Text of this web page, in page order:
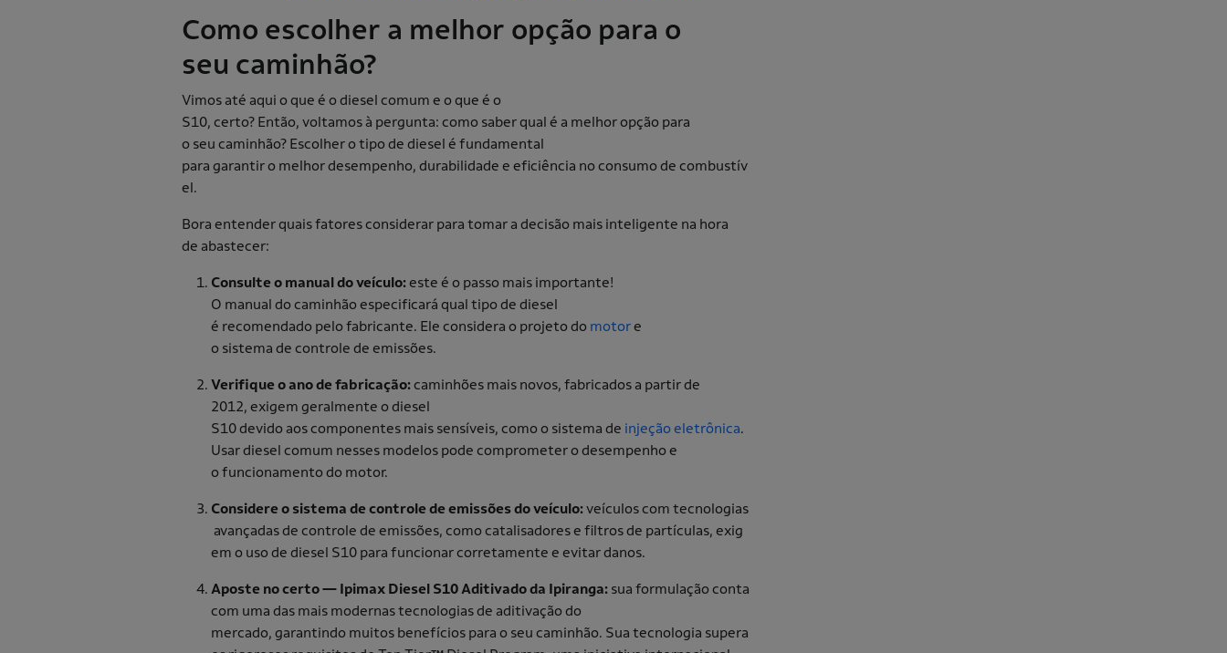
Como escolher a melhor opção para o
seu caminhão?
Vimos até aqui o que é o diesel comum e o que é o
S10, certo? Então, voltamos à pergunta: como saber qual é a melhor opção para
o seu caminhão? Escolher o tipo de diesel é fundamental
para garantir o melhor desempenho, durabilidade e eficiência no consumo de combustív
el.
Bora entender quais fatores considerar para tomar a decisão mais inteligente na hora
de abastecer:
Consulte o manual do veículo:este é o passo mais importante!
O manual do caminhão especificará qual tipo de diesel
é recomendado pelo fabricante. Ele considera o projeto do motore
o sistema de controle de emissões.
Verifique o ano de fabricação:caminhões mais novos, fabricados a partir de
2012, exigem geralmente o diesel
S10 devido aos componentes mais sensíveis, como o sistema de injeção eletrônica.
Usar diesel comum nesses modelos pode comprometer o desempenho e
o funcionamento do motor.
Considere o sistema de controle de emissões do veículo:veículos com tecnologias
avançadas de controle de emissões, como catalisadores e filtros de partículas, exig
em o uso de diesel S10 para funcionar corretamente e evitar danos.
Aposte no certo — Ipimax Diesel S10 Aditivado da Ipiranga: sua formulação conta
com uma das mais modernas tecnologias de aditivação do
mercado, garantindo muitos benefícios para o seu caminhão. Sua tecnologia supera